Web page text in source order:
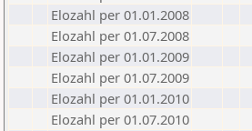
Elozahl per 01.01.2008
Elozahl per 01.07.2008
Elozahl per 01.01.2009
Elozahl per 01.07.2009
Elozahl per 01.01.2010
Elozahl per 01.07.2010